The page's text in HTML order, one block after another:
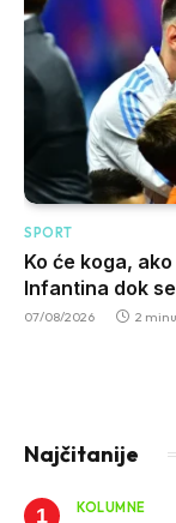
SPORT
Ko će koga,
Infantina dok
07/08/2026 2
Najčitanije
KOLUMNE